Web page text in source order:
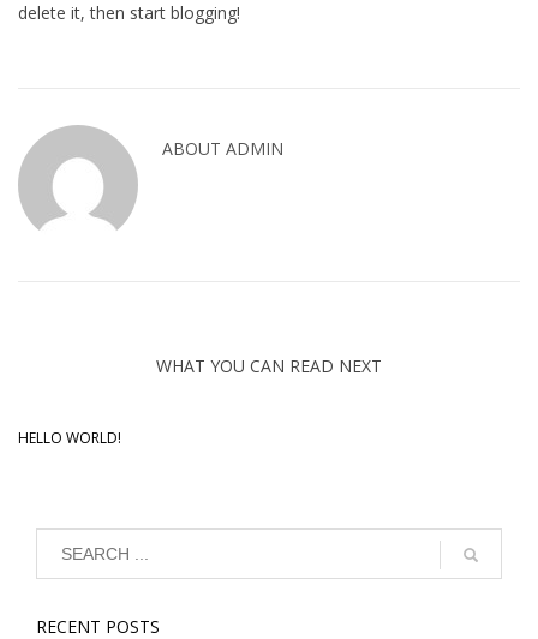
delete it, then start blogging!
ABOUT ADMIN
WHAT YOU CAN READ NEXT
HELLO WORLD!
RECENT POSTS